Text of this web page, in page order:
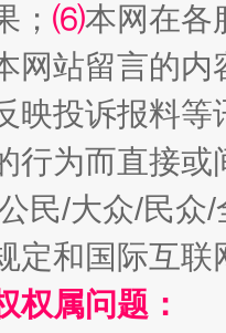
； ⑹本网在各
网站留言的内
映投诉报料
行为而直接
民/大众/民
定和国际互
权属问题：